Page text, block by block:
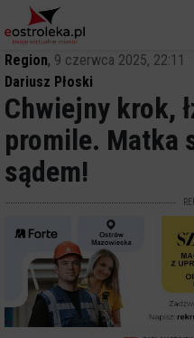
Region, 9 czerwca 2025, 22:11
Dariusz Płoski
Chwiejny krok,
promile. Matka
sądem!